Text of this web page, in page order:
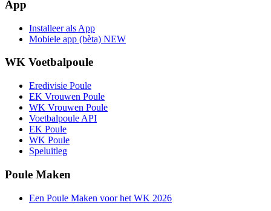
App
Installeer als App
Mobiele app (bèta) NEW
WK Voetbalpoule
Eredivisie Poule
EK Vrouwen Poule
WK Vrouwen Poule
Voetbalpoule API
EK Poule
WK Poule
Speluitleg
Poule Maken
Een Poule Maken voor het WK 2026